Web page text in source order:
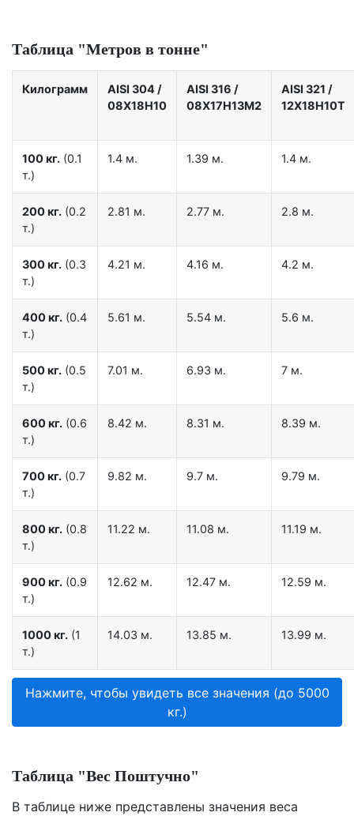
Таблица "Метров в тонне"
Килограмм AISI 304 /
08Х18Н10
AISI 316 /
08Х17Н13М2
AISI 321 /
12Х18Н10Т
100 кг. (0.1
т.)
1.4 м. 1.39 м. 1.4 м.
200 кг. (0.2
т.)
2.81 м. 2.77 м. 2.8 м.
300 кг. (0.3
т.)
4.21 м. 4.16 м. 4.2 м.
400 кг. (0.4
т.)
5.61 м. 5.54 м. 5.6 м.
500 кг. (0.5
т.)
7.01 м. 6.93 м. 7 м.
600 кг. (0.6
т.)
8.42 м. 8.31 м. 8.39 м.
700 кг. (0.7
т.)
9.82 м. 9.7 м. 9.79 м.
800 кг. (0.8
т.)
11.22 м. 11.08 м. 11.19 м.
900 кг. (0.9
т.)
12.62 м. 12.47 м. 12.59 м.
1000 кг. (1
т.)
14.03 м. 13.85 м. 13.99 м.
Нажмите, чтобы увидеть все значения (до 5000
кг.)
Таблица "Вес Поштучно"
В таблице ниже представлены значения веса